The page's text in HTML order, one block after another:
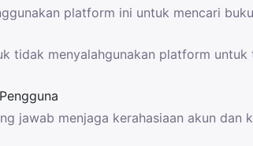
platform ini untuk mencari
tidak menyalahgunakan platform
jawab menjaga kerahasiaan akun dan